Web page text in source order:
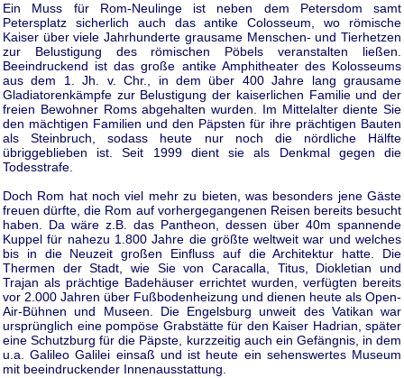
Ein Muss für Rom-Neulinge ist neben dem Petersdom samt
Petersplatz sicherlich auch das antike Colosseum, wo römische
Kaiser über viele Jahrhunderte grausame Menschen- und Tierhetzen
zur Belustigung des römischen Pöbels veranstalten ließen.
Beeindruckend ist das große antike Amphitheater des Kolosseums
aus dem 1. Jh. v. Chr., in dem über 400 Jahre lang grausame
Gladiatorenkämpfe zur Belustigung der kaiserlichen Familie und der
freien Bewohner Roms abgehalten wurden. Im Mittelalter diente Sie
den mächtigen Familien und den Päpsten für ihre prächtigen Bauten
als Steinbruch, sodass heute nur noch die nördliche Hälfte
übriggeblieben ist. Seit 1999 dient sie als Denkmal gegen die
Todesstrafe.
Doch Rom hat noch viel mehr zu bieten, was besonders jene Gäste
freuen dürfte, die Rom auf vorhergegangenen Reisen bereits besucht
haben. Da wäre z.B. das Pantheon, dessen über 40m spannende
Kuppel für nahezu 1.800 Jahre die größte weltweit war und welches
bis in die Neuzeit großen Einfluss auf die Architektur hatte. Die
Thermen der Stadt, wie Sie von Caracalla, Titus, Diokletian und
Trajan als prächtige Badehäuser errichtet wurden, verfügten bereits
vor 2.000 Jahren über Fußbodenheizung und dienen heute als Open-
Air-Bühnen und Museen. Die Engelsburg unweit des Vatikan war
ursprünglich eine pompöse Grabstätte für den Kaiser Hadrian, später
eine Schutzburg für die Päpste, kurzzeitig auch ein Gefängnis, in dem
u.a. Galileo Galilei einsaß und ist heute ein sehenswertes Museum
mit beeindruckender Innenausstattung.